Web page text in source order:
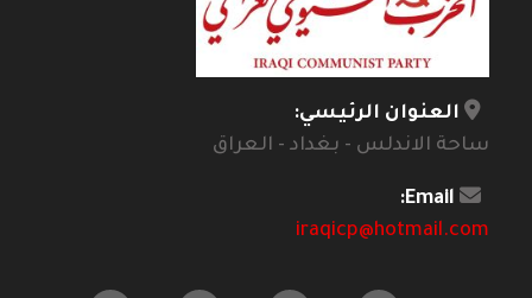
العنوان الرئيسي:
ساحة الاندلس - بغداد - العراق
Email:
iraqicp@hotmail.com